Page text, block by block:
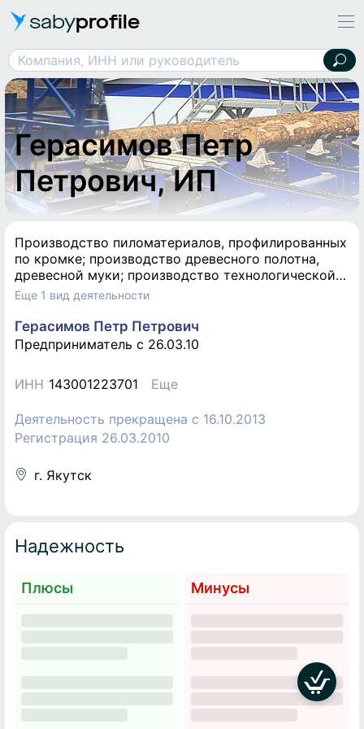
sabyprofile
Компания, ИНН или руководитель
Герасимов Петр Петрович, ИП
Герасимов Петр
Петрович, ИП
Производство пиломатериалов, профилированных
по кромке; производство древесного полотна,
древесной муки; производство технологической
щепы или стружки
Еще 1 вид деятельности
Герасимов Петр Петрович
Предприниматель c 26.03.10
ИНН 143001223701 Еще
Деятельность прекращена c 16.10.2013
Регистрация 26.03.2010
г. Якутск
Надежность
Плюсы Минусы